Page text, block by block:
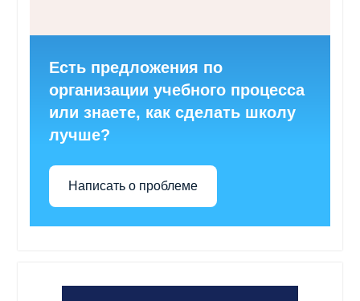
Есть предложения по
организации учебного процесса
или знаете, как сделать школу
лучше?
Написать о проблеме